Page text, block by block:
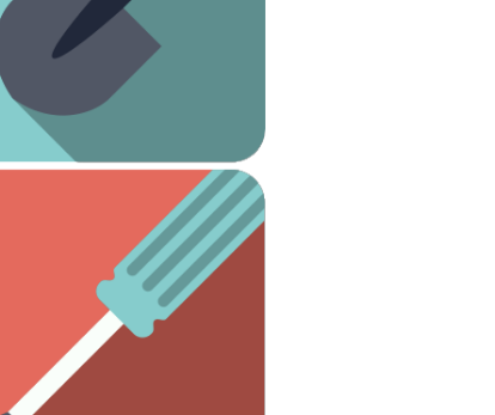
Jardinería
¡Es hora de arreglar el jardín!
Todas las herramientas que
necesitas.
Ver artículos